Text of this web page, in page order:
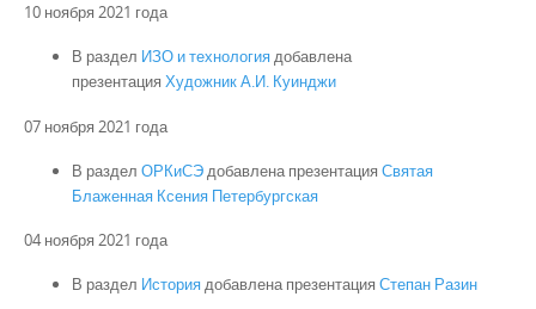
10 ноября 2021 года
В раздел ИЗО и технологиядобавлена
презентация Художник А.И. Куинджи
07 ноября 2021 года
В раздел ОРКиСЭдобавлена презентация Святая
Блаженная Ксения Петербургская
04 ноября 2021 года
В раздел Историядобавлена презентация Степан Разин